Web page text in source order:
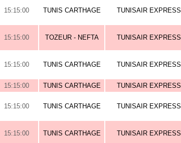
15:15:00 TUNIS CARTHAGE TUNISAIR EXPRESS
15:15:00 TOZEUR - NEFTA TUNISAIR EXPRESS
15:15:00 TUNIS CARTHAGE TUNISAIR EXPRESS
15:15:00 TUNIS CARTHAGE TUNISAIR EXPRESS
15:15:00 TUNIS CARTHAGE TUNISAIR EXPRESS
15:15:00 TUNIS CARTHAGE TUNISAIR EXPRESS